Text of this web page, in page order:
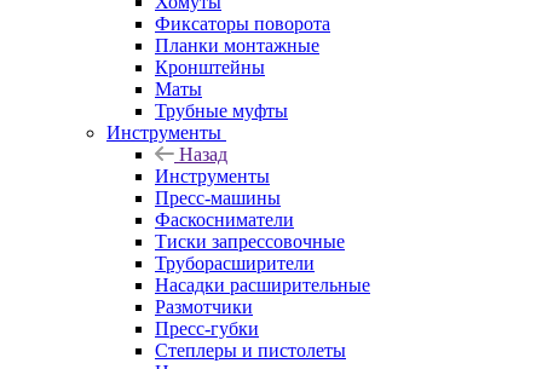
Фиксаторы поворота
Планки монтажные
Кронштейны
Маты
Трубные муфты
Инструменты
Назад
Инструменты
Пресс-машины
Фаскосниматели
Тиски запрессовочные
Труборасширители
Насадки расширительные
Размотчики
Пресс-губки
Степлеры и пистолеты